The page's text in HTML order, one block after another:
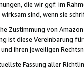
die wir ggf. im
sind, wenn sie
Zustimmung von
ist diese Vereinbarung
ihren jeweiligen
Fassung aller